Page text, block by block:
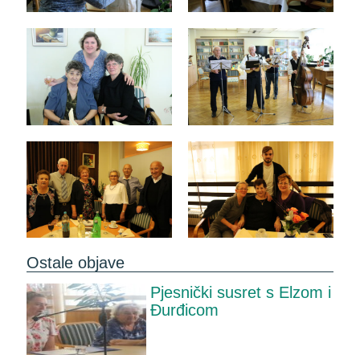
Ostale objave
Pjesnički susret s Elzom i
Đurđicom